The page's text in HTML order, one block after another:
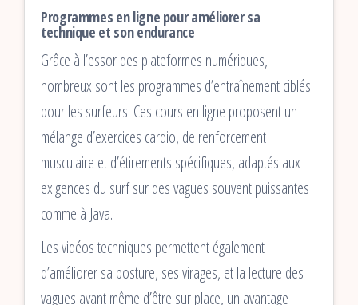
Programmes en ligne pour améliorer sa
technique et son endurance
Grâce à l’essor des plateformes numériques,
nombreux sont les programmes d’entraînement ciblés
pour les surfeurs. Ces cours en ligne proposent un
mélange d’exercices cardio, de renforcement
musculaire et d’étirements spécifiques, adaptés aux
exigences du surf sur des vagues souvent puissantes
comme à Java.
Les vidéos techniques permettent également
d’améliorer sa posture, ses virages, et la lecture des
vagues avant même d’être sur place, un avantage